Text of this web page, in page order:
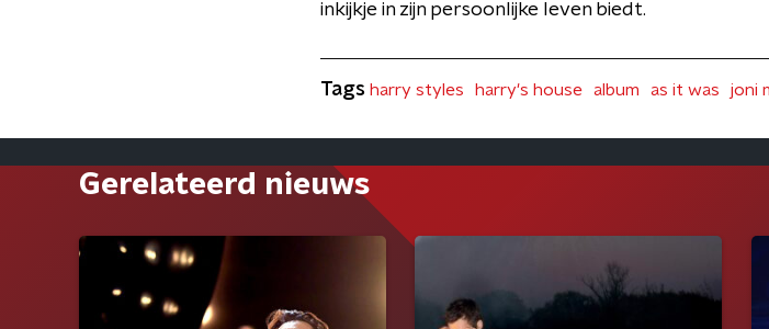
inkijkje in zijn persoonlijke leven biedt.
Tags harry styles harry's house album as it was joni
Gerelateerd nieuws